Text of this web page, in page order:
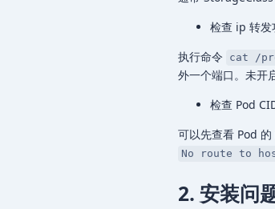
检查 ip 转发
执行命令
cat /
外一个端口。未开
检查 Pod
可以先查看 Pod
No route to
2. 安装问